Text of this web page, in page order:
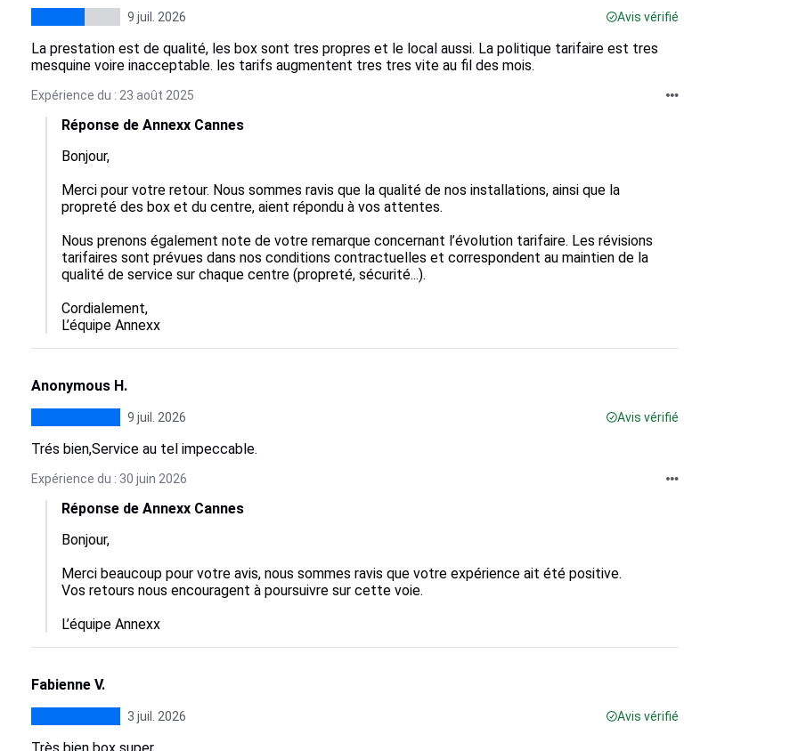
9 juil. 2026 Avis vérifié
La prestation est de qualité, les box sont tres propres et le local aussi. La politique tarifaire est tres
mesquine voire inacceptable. les tarifs augmentent tres tres vite au fil des mois.
Expérience du : 23 août 2025
Réponse de Annexx Cannes
Bonjour,
Merci pour votre retour. Nous sommes ravis que la qualité de nos installations, ainsi que la
propreté des box et du centre, aient répondu à vos attentes.
Nous prenons également note de votre remarque concernant l’évolution tarifaire. Les révisions
tarifaires sont prévues dans nos conditions contractuelles et correspondent au maintien de la
qualité de service sur chaque centre (propreté, sécurité...).
Cordialement,
L’équipe Annexx
Anonymous H.
9 juil. 2026 Avis vérifié
Trés bien,Service au tel impeccable.
Expérience du : 30 juin 2026
Réponse de Annexx Cannes
Bonjour,
Merci beaucoup pour votre avis, nous sommes ravis que votre expérience ait été positive.
Vos retours nous encouragent à poursuivre sur cette voie.
L’équipe Annexx
Fabienne V.
3 juil. 2026 Avis vérifié